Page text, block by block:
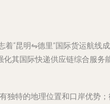
“昆明⇋德里”国际货运航线
其国际快递供应链综合服务
独特的地理位置和口岸优势